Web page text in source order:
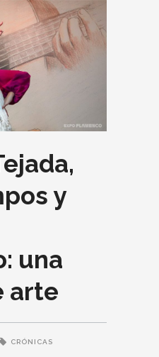
y
una
arte
CRÓNICAS